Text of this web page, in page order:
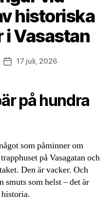
historiska
i Vasastan
Inläggsdatum
17 juli, 2026
på hundra
som påminner om
på Vasagatan och
Den är vacker. Och
som helst – det är